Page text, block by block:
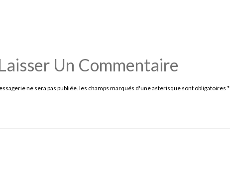
Un Commentaire
ne sera pas publiée. les champs marqués d'une asterisque sont obligatoires *